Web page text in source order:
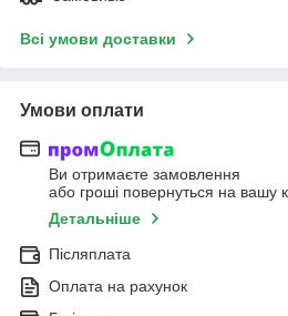
Всі умови доставки
Умови оплати
Ви отримаєте замовлення
або гроші повернуться на вашу
Детальніше
Післяплата
Оплата на рахунок